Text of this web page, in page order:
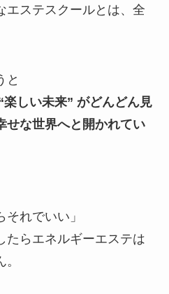
エステスクールとは、全
と
しい未来” がどんどん見
せな世界へと開かれてい
それでいい」
たらエネルギーエステは